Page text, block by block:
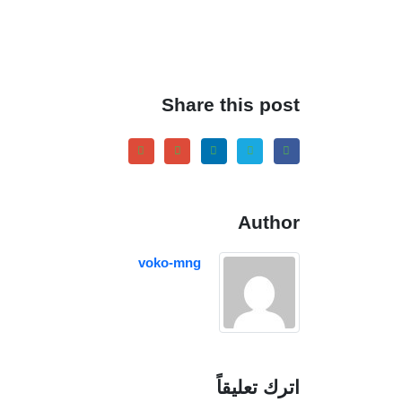
Share this post
Author
voko-mng
اترك تعليقاً